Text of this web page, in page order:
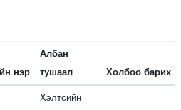
нэр
Албан
тушаал
Холбоо барих
Хэлтсийн